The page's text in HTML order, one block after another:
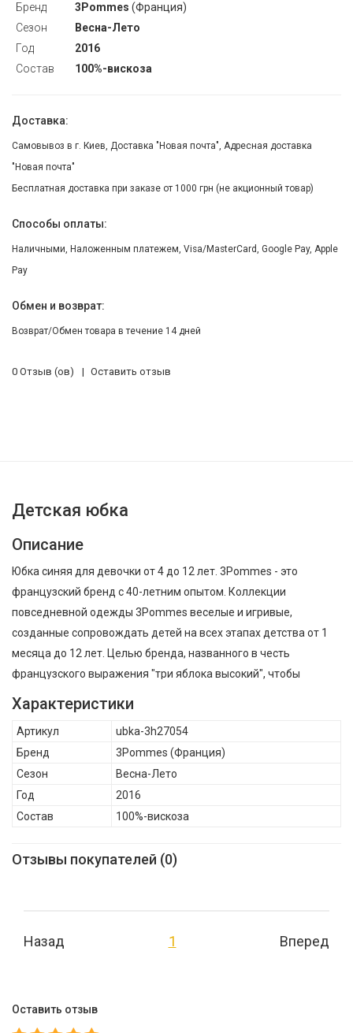
Бренд
3Pommes (Франция)
Сезон
Весна-Лето
Год
2016
Состав
100%-вискоза
Доставка:
Самовывоз в г. Киев, Доставка "Новая почта", Адресная доставка
"Новая почта"
Бесплатная доставка при заказе от 1000 грн (не акционный товар)
Способы оплаты:
Наличными, Наложенным платежем, Visa/MasterCard, Google Pay, Apple
Pay
Обмен и возврат:
Возврат/Обмен товара в течение 14 дней
0 Отзыв (ов) Оставить отзыв
Детская юбка
Описание
Юбка синяя для девочки от 4 до 12 лет. 3Pommes - это
французский бренд с 40-летним опытом. Коллекции
повседневной одежды 3Pommes веселые и игривые,
созданные сопровождать детей на всех этапах детства от 1
месяца до 12 лет. Целью бренда, названного в честь
французского выражения "три яблока высокий", чтобы
Благодаря широкой цветовой палитре и ряда тканей,
оригинальным принтам и модным кроям, 3 Pommes остается
верен своему руководящему принципу: максимальная
креативность, минимальная цена., 3Pommes Детская юбка
для девочки ubka-3h27054 , Весна-Лето, Состав: 100%-вискоза
Характеристики
Артикул
ubka-3h27054
Бренд
3Pommes (Франция)
Сезон
Весна-Лето
Год
2016
Состав
100%-вискоза
Отзывы покупателей (0)
Назад 1 Вперед
Оставить отзыв